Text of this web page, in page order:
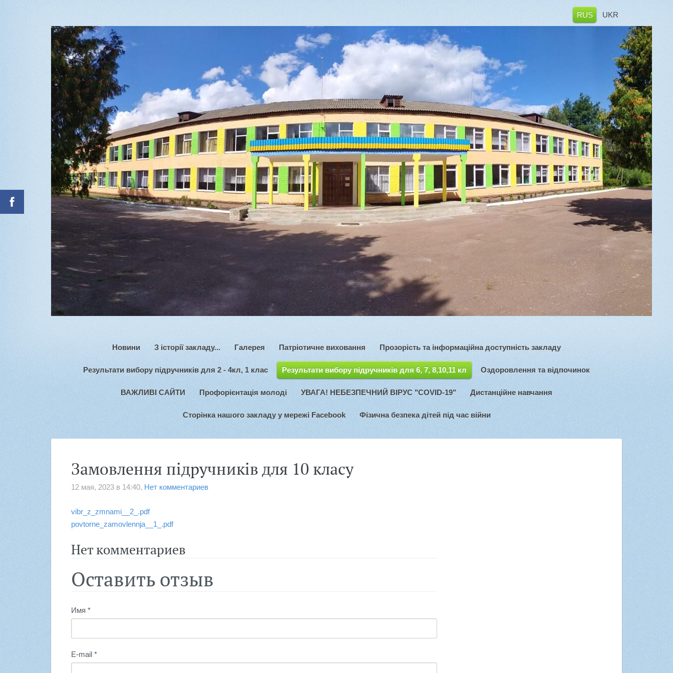
Новини З історії закладу... Галерея Патріотичне виховання Прозорість та інформаційна доступність закладу
Результати вибору підручників для 2 - 4кл, 1 клас Результати вибору підручників для 6, 7, 8,10,11 кл Оздоровлення та відпочинок
ВАЖЛИВІ САЙТИ Профорієнтація молоді УВАГА! НЕБЕЗПЕЧНИЙ ВІРУС "COVID-19" Дистанційне навчання
Сторінка нашого закладу у мережі Facebook Фізична безпека дітей під час війни
RUS UKR
Замовлення підручників для 10 класу
12 мая, 2023 в 14:40, Нет комментариев
vibr_z_zmnami__2_.pdf
povtorne_zamovlennja__1_.pdf
Нет комментариев
Оставить отзыв
Имя *
E-mail *